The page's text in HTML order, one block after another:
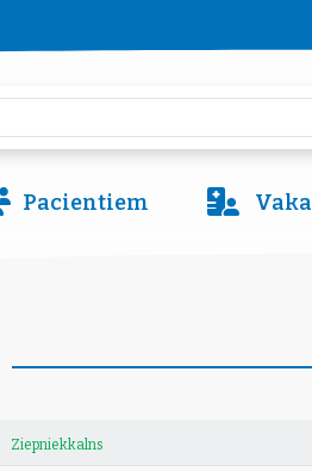
Pacientiem
Ziepniekkalns